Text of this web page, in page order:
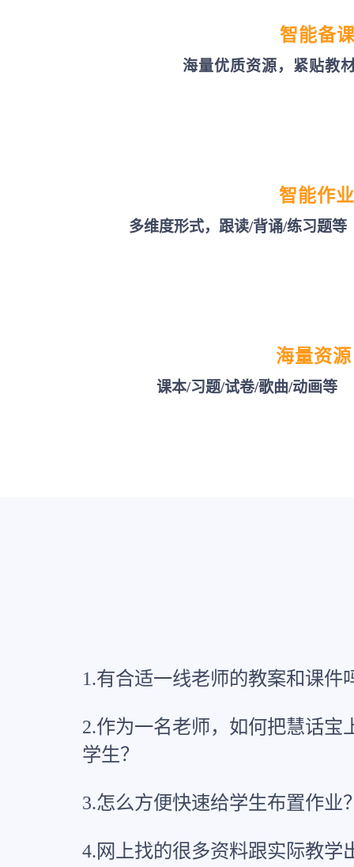
智能备
海量优质资源，紧贴教
智能作业
多维度形式，跟读/背诵/练习题等
海量资源
课本/习题/试卷/歌曲/动画等
1.有合适一线老师的教案和课件
2.作为一名老师，如何把慧话宝
学生？
3.怎么方便快速给学生布置作业
4.网上找的很多资料跟实际教学